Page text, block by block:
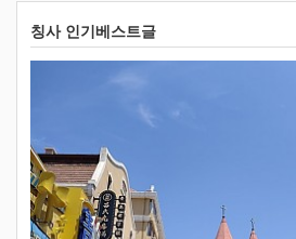
칭사 인기베스트글